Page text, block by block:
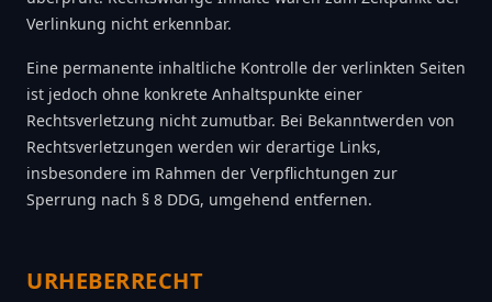
Verlinkung nicht erkennbar.
Eine permanente inhaltliche Kontrolle der verlinkten Seiten
ist jedoch ohne konkrete Anhaltspunkte einer
Rechtsverletzung nicht zumutbar. Bei Bekanntwerden von
Rechtsverletzungen werden wir derartige Links,
insbesondere im Rahmen der Verpflichtungen zur
Sperrung nach § 8 DDG, umgehend entfernen.
URHEBERRECHT